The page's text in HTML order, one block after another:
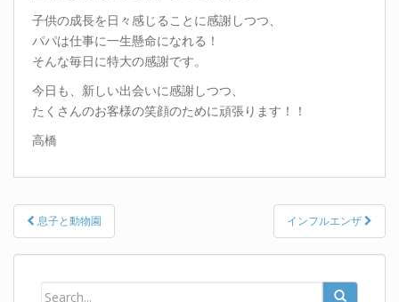
子供の成長を日々感じることに感謝しつつ、
パパは仕事に一生懸命になれる！
そんな毎日に特大の感謝です。
今日も、新しい出会いに感謝しつつ、
たくさんのお客様の笑顔のために頑張ります！！
高橋
Post
navigation
息子と動物園 インフルエンザ